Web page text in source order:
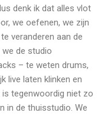
denk ik dat alles vlot
we oefenen, we zijn
veranderen aan de
de studio
– te weten drums,
live laten klinken en
is tegenwoordig niet zo
in de thuisstudio. We